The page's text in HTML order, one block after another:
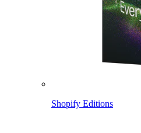
Shopify Editions